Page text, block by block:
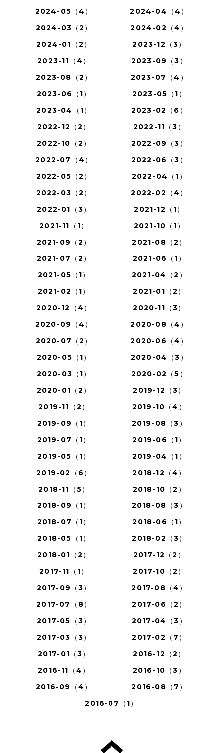
2024-05（4）
2024-04（4）
2024-03（2）
2024-02（4）
2024-01（2）
2023-12（3）
2023-11（4）
2023-09（3）
2023-08（2）
2023-07（4）
2023-06（1）
2023-05（1）
2023-04（1）
2023-02（6）
2022-12（2）
2022-11（3）
2022-10（2）
2022-09（3）
2022-07（4）
2022-06（3）
2022-05（2）
2022-04（1）
2022-03（2）
2022-02（4）
2022-01（3）
2021-12（1）
2021-11（1）
2021-10（1）
2021-09（2）
2021-08（2）
2021-07（2）
2021-06（1）
2021-05（1）
2021-04（2）
2021-02（1）
2021-01（2）
2020-12（4）
2020-11（3）
2020-09（4）
2020-08（4）
2020-07（2）
2020-06（4）
2020-05（1）
2020-04（3）
2020-03（1）
2020-02（5）
2020-01（2）
2019-12（3）
2019-11（2）
2019-10（4）
2019-09（1）
2019-08（3）
2019-07（1）
2019-06（1）
2019-05（1）
2019-04（1）
2019-02（6）
2018-12（4）
2018-11（5）
2018-10（2）
2018-09（1）
2018-08（3）
2018-07（1）
2018-06（1）
2018-05（1）
2018-02（3）
2018-01（2）
2017-12（2）
2017-11（1）
2017-10（2）
2017-09（3）
2017-08（4）
2017-07（8）
2017-06（2）
2017-05（3）
2017-04（3）
2017-03（3）
2017-02（7）
2017-01（3）
2016-12（2）
2016-11（4）
2016-10（3）
2016-09（4）
2016-08（7）
2016-07（1）